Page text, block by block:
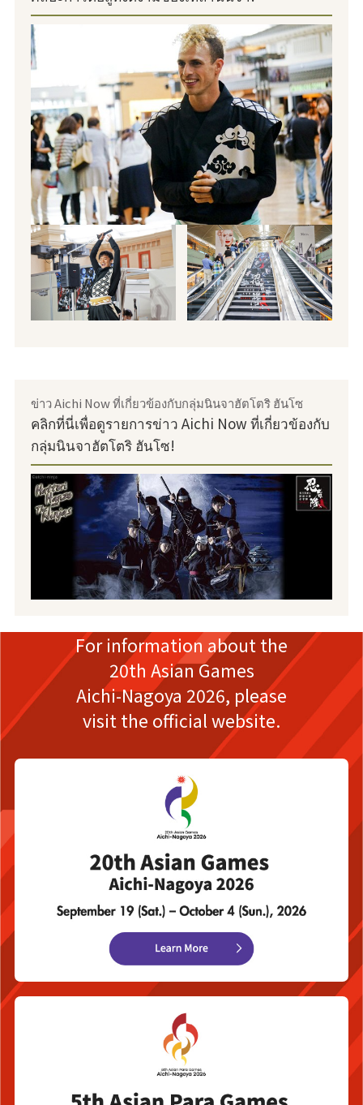
ข่าว Aichi Now ที่เกี่ยวข้องกับกลุ่มนินจาฮัตโตริ ฮันโซ
คลิกที่นี่เพื่อดูรายการข่าว Aichi Now ที่เกี่ยวข้องกับ
กลุ่มนินจาฮัตโตริ ฮันโซ!
For information about the
20th Asian Games
Aichi-Nagoya 2026, please
visit the official website.